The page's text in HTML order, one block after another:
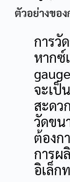
ตัวอย่างของ
การวั
หากซ์
จะเป็
สะดว
วัดขน
ต้องก
การผ
อิเล็ก